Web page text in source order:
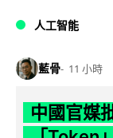
人工智能
藍骨 11 小時
中國官媒